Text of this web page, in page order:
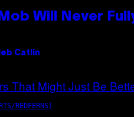
Will Never
Catlin
REDFERNS)